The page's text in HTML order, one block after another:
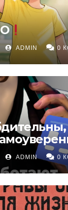
ADMIN 0
ADMIN 0